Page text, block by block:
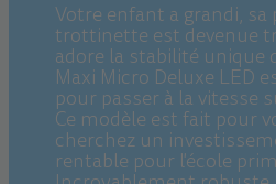
Votre enfant a grandi, sa
trottinette est devenue
adore la stabilité unique
Maxi Micro Deluxe LED
pour passer à la vitesse
Ce modèle est fait pour
cherchez un
rentable pour l'école